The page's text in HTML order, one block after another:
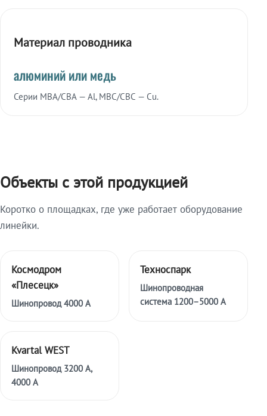
Материал проводника
алюминий или медь
Серии МВА/СВА — Al, МВС/СВС — Cu.
Объекты с этой продукцией
Коротко о площадках, где уже работает оборудование
линейки.
Космодром
«Плесецк»
Шинопровод 4000 А
Техноспарк
Шинопроводная
система 1200–5000 А
Kvartal WEST
Шинопровод 3200 А,
4000 А